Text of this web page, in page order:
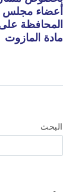
أعضاء مجلس
المحافظة
مادة المازوت
البحث